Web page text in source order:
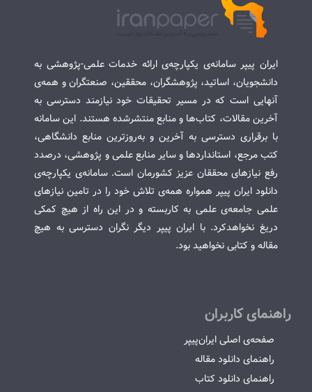
ایران پیپر سامانه‌ی یکپارچه‌ی ارائه خدمات علمی-پژوهشی به
دانشجویان، اساتید، پژوهشگران، محققین، صنعتگران و همه‌ی
آنهایی است که در مسیر تحقیقات خود نیازمند دسترسی به
آخرین مقالات، کتاب‌ها و منابع منتشرشده هستند. این سامانه
با برقراری دسترسی به آخرین و به‌روزترین منابع دانشگاهی،
کتب مرجع، استانداردها و سایر منابع علمی و پژوهشی، درصدد
رفع نیازهای محققان عزیز کشورمان است. سامانه‌ی یکپارچه‌ی
دانلود ایران پیپر همواره همه‌ی تلاش خود را در تامین نیازهای
علمی جامعه‌ی علمی به کاربسته و در این راه از هیچ کمکی
دریغ نخواهدکرد. با ایران پیپر دیگر نگران دسترسی به هیچ
مقاله و کتابی نخواهید بود.
راهنمای کاربران
صفحه‌ی اصلی ایران‌پیپر
راهنمای دانلود مقاله
راهنمای دانلود کتاب